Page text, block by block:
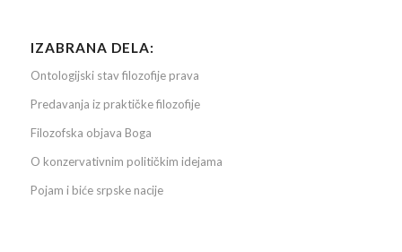
IZABRANA DELA:
Ontologijski stav filozofije prava
Predavanja iz praktičke filozofije
Filozofska objava Boga
O konzervativnim političkim idejama
Pojam i biće srpske nacije